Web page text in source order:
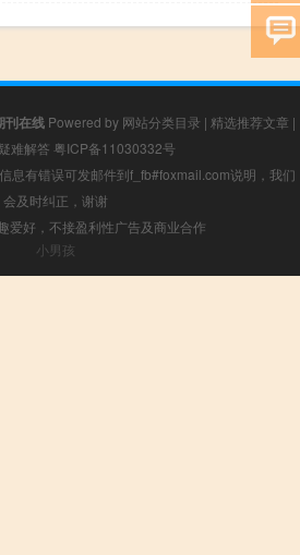
刊在线Powered by 网站分类目录 | 精选推荐文章 |
疑难解答 粤ICP备11030332号
息有错误可发邮件到f_fb#foxmail.com说明，我们
会及时纠正，谢谢
爱好，不接盈利性广告及商业合作
小男孩